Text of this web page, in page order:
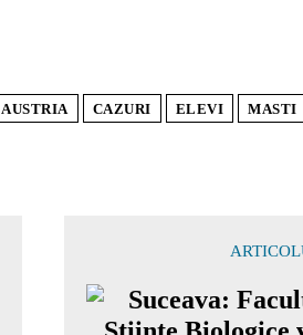
AUSTRIA CAZURI ELEVI MASTI